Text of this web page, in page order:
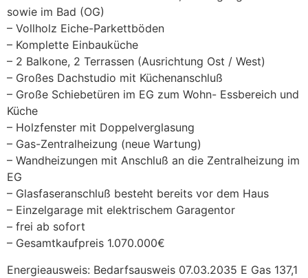
sowie im Bad (OG)
– Vollholz Eiche-Parkettböden
– Komplette Einbauküche
– 2 Balkone, 2 Terrassen (Ausrichtung Ost / West)
– Großes Dachstudio mit Küchenanschluß
– Große Schiebetüren im EG zum Wohn- Essbereich und
Küche
– Holzfenster mit Doppelverglasung
– Gas-Zentralheizung (neue Wartung)
– Wandheizungen mit Anschluß an die Zentralheizung im
EG
– Glasfaseranschluß besteht bereits vor dem Haus
– Einzelgarage mit elektrischem Garagentor
– frei ab sofort
– Gesamtkaufpreis 1.070.000€
Energieausweis: Bedarfsausweis 07.03.2035 E Gas 137,1